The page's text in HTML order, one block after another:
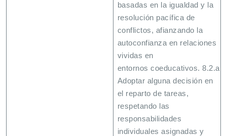
basadas en la igualdad y la
resolución pacífica de
conflictos, afianzando la
autoconfianza en relaciones
vividas en
entornos coeducativos. 8.2.a.
Adoptar alguna decisión en
el reparto de tareas,
respetando las
responsabilidades
individuales asignadas y